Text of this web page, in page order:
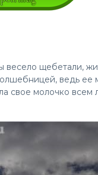
весело щебетали,
ведь
свое молочко всем